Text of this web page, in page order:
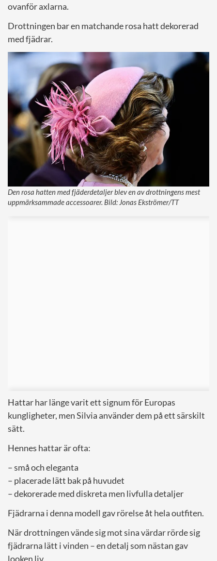
ovanför axlarna.
Drottningen bar en matchande rosa hatt dekorerad
med fjädrar.
Den rosa hatten med fjäderdetaljer blev en av drottningens mest
uppmärksammade accessoarer. Bild: Jonas Ekströmer/TT
Hattar har länge varit ett signum för Europas
kungligheter, men Silvia använder dem på ett särskilt
sätt.
Hennes hattar är ofta:
– små och eleganta
– placerade lätt bak på huvudet
– dekorerade med diskreta men livfulla detaljer
Fjädrarna i denna modell gav rörelse åt hela outfiten.
När drottningen vände sig mot sina värdar rörde sig
fjädrarna lätt i vinden – en detalj som nästan gav
looken liv.